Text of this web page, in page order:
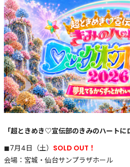
「超ときめき♡宣伝部のきみのハートに
◼︎7月4日（土） SOLD OUT！
会場：宮城・仙台サンプラザホール